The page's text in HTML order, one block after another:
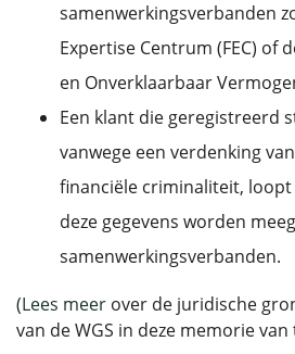
samenwerkingsverbanden
Expertise Centrum (FEC) of
en Onverklaarbaar
Een klant die geregistreerd
vanwege een verdenking
financiële criminaliteit,
deze gegevens worden
samenwerkingsverbanden.
(Lees meer over de juridische
van de WGS in deze memorie